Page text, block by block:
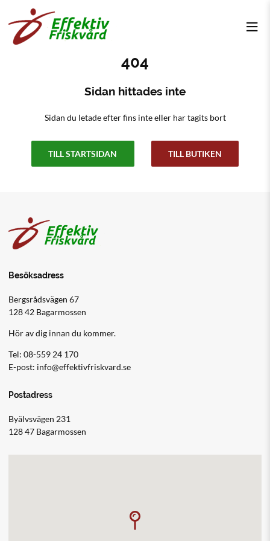
404
Sidan hittades inte
Sidan du letade efter fins inte eller har tagits bort
TILL STARTSIDAN TILL BUTIKEN
Besöksadress
Bergsrådsvägen 67
128 42 Bagarmossen
Hör av dig innan du kommer.
Tel: 08-559 24 170
E-post: info@effektivfriskvard.se
Postadress
Byälvsvägen 231
128 47 Bagarmossen